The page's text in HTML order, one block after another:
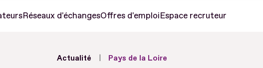
Réseaux d'échangesOffres d'emploiEspace recruteur
Actualité Pays de la Loire